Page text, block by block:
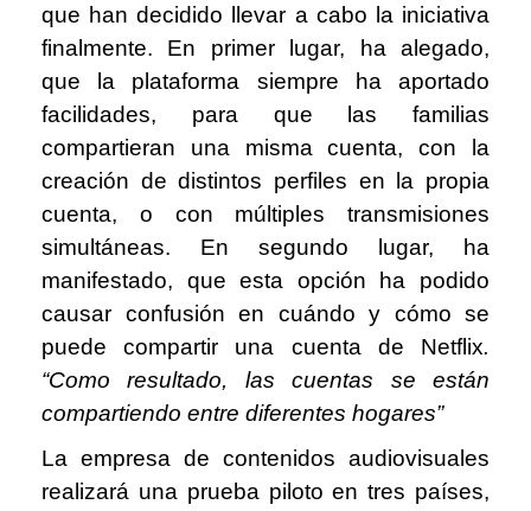
que han decidido llevar a cabo la iniciativa
finalmente. En primer lugar, ha alegado,
que la plataforma siempre ha aportado
facilidades, para que las familias
compartieran una misma cuenta, con la
creación de distintos perfiles en la propia
cuenta, o con múltiples transmisiones
simultáneas. En segundo lugar, ha
manifestado, que esta opción ha podido
causar confusión en cuándo y cómo se
puede compartir una cuenta de Netflix.
“Como resultado, las cuentas se están
compartiendo entre diferentes hogares”
La empresa de contenidos audiovisuales
realizará una prueba piloto en tres países,